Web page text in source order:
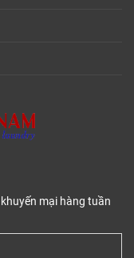
mại hàng tuần